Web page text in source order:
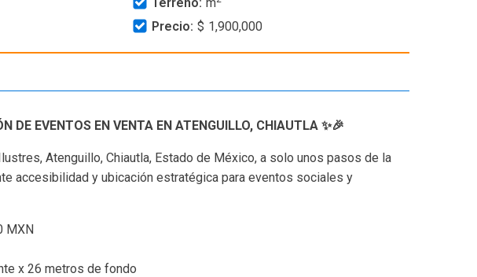
Precio: $ 1,900,000
DE EVENTOS EN VENTA EN ATENGUILLO, CHIAUTLA ✨🎉
Atenguillo, Chiautla, Estado de México, a solo unos pasos de la
accesibilidad y ubicación estratégica para eventos sociales y
MXN
x 26 metros de fondo